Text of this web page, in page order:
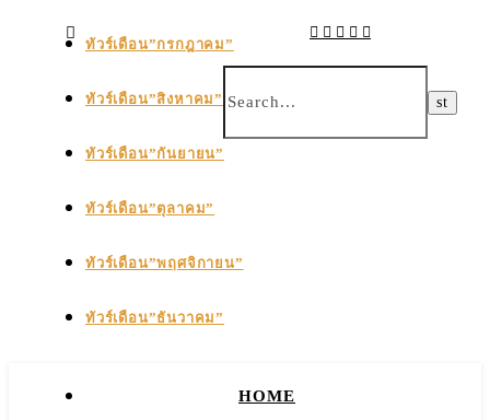
ทัวร์เดือน”กรกฎาคม”
ทัวร์เดือน”สิงหาคม”
ทัวร์เดือน”กันยายน”
ทัวร์เดือน”ตุลาคม”
ทัวร์เดือน”พฤศจิกายน”
ทัวร์เดือน”ธันวาคม”
HOME